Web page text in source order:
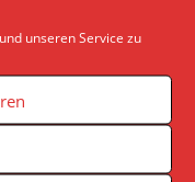
unseren Service zu
konnte der
umwandeln.
Die